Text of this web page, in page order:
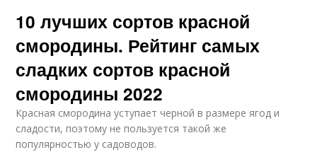
10 лучших сортов красной
смородины. Рейтинг самых
сладких сортов красной
смородины 2022
Красная смородина уступает черной в размере ягод и
сладости, поэтому не пользуется такой же
популярностью у садоводов.